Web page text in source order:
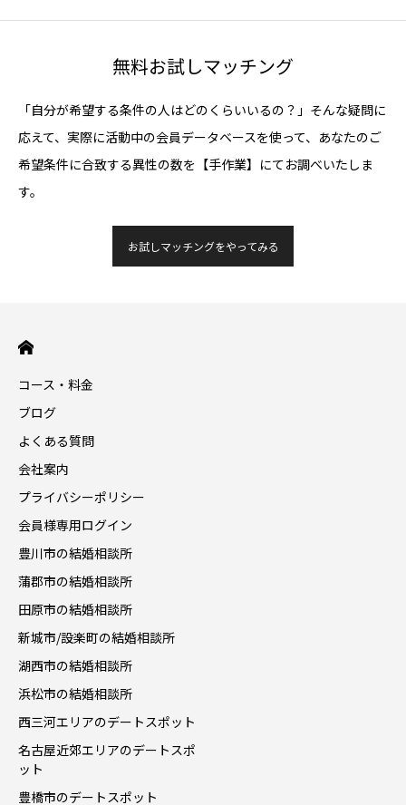
無料お試しマッチング
「自分が希望する条件の人はどのくらいいるの？」そんな疑問に
応えて、実際に活動中の会員データベースを使って、あなたのご
希望条件に合致する異性の数を【手作業】にてお調べいたしま
す。
お試しマッチングをやってみる
コース・料金
ブログ
よくある質問
会社案内
プライバシーポリシー
会員様専用ログイン
豊川市の結婚相談所
蒲郡市の結婚相談所
田原市の結婚相談所
新城市/設楽町の結婚相談所
湖西市の結婚相談所
浜松市の結婚相談所
西三河エリアのデートスポット
名古屋近郊エリアのデートスポ
ット
豊橋市のデートスポット